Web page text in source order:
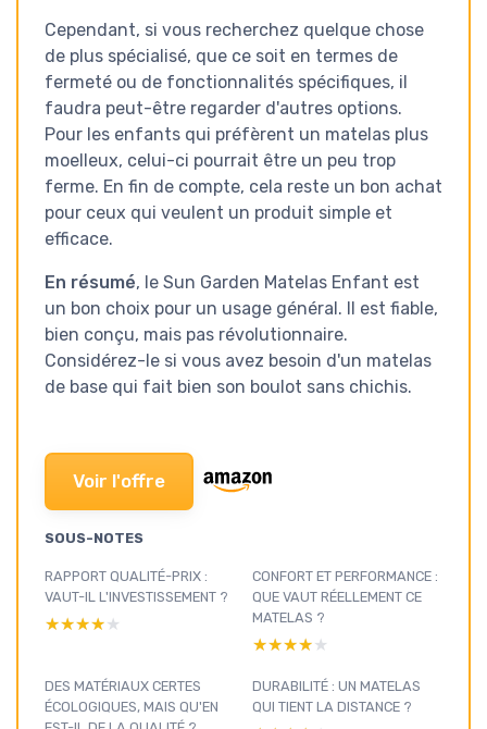
Cependant, si vous recherchez quelque chose
de plus spécialisé, que ce soit en termes de
fermeté ou de fonctionnalités spécifiques, il
faudra peut-être regarder d'autres options.
Pour les enfants qui préfèrent un matelas plus
moelleux, celui-ci pourrait être un peu trop
ferme. En fin de compte, cela reste un bon achat
pour ceux qui veulent un produit simple et
efficace.
En résumé, le Sun Garden Matelas Enfant est
un bon choix pour un usage général. Il est fiable,
bien conçu, mais pas révolutionnaire.
Considérez-le si vous avez besoin d'un matelas
de base qui fait bien son boulot sans chichis.
Voir l'offre
SOUS-NOTES
RAPPORT QUALITÉ-PRIX :
VAUT-IL L'INVESTISSEMENT ?
★★★★★
★★★★★
CONFORT ET PERFORMANCE :
QUE VAUT RÉELLEMENT CE
MATELAS ?
★★★★★
★★★★★
DES MATÉRIAUX CERTES
ÉCOLOGIQUES, MAIS QU'EN
DURABILITÉ : UN MATELAS
QUI TIENT LA DISTANCE ?